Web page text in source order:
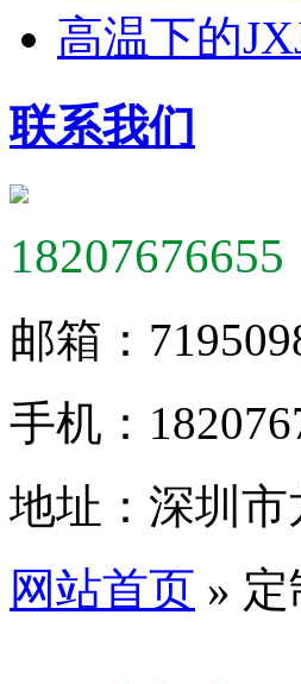
高温下的
联系我们
18207676655
邮箱：
手机：
地址： 深圳市
网站首页 »